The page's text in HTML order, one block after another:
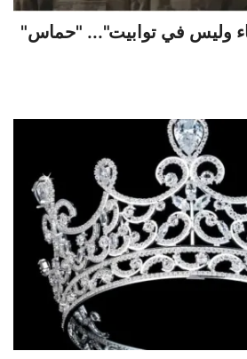
وليس في توابيت"... "حماس"